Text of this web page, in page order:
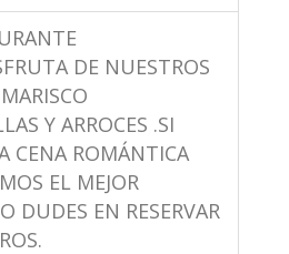
DE NUESTROS
Y ARROCES .SI
CENA ROMÁNTICA
EL MEJOR
DUDES EN RESERVAR